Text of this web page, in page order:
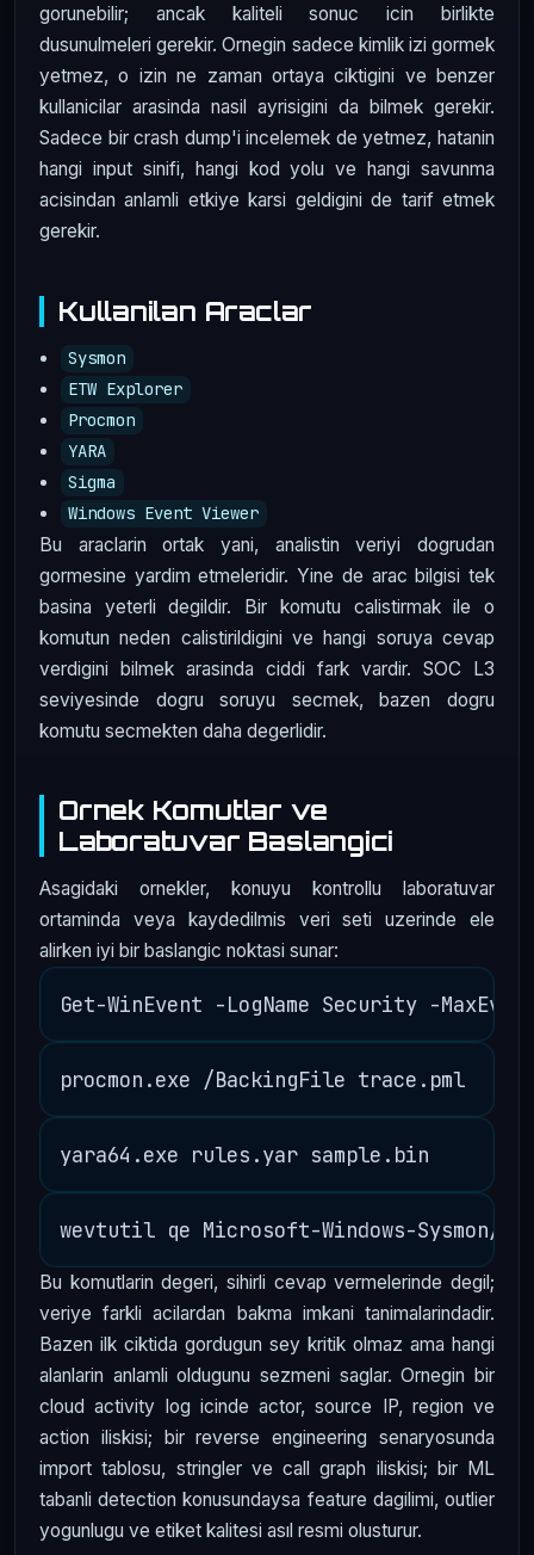
gorunebilir; ancak kaliteli sonuc icin birlikte
dusunulmeleri gerekir. Ornegin sadece kimlik izi gormek
yetmez, o izin ne zaman ortaya ciktigini ve benzer
kullanicilar arasinda nasil ayrisigini da bilmek gerekir.
Sadece bir crash dump'i incelemek de yetmez, hatanin
hangi input sinifi, hangi kod yolu ve hangi savunma
acisindan anlamli etkiye karsi geldigini de tarif etmek
gerekir.
Kullanilan Araclar
Sysmon
ETW Explorer
Procmon
YARA
Sigma
Windows Event Viewer
Bu araclarin ortak yani, analistin veriyi dogrudan
gormesine yardim etmeleridir. Yine de arac bilgisi tek
basina yeterli degildir. Bir komutu calistirmak ile o
komutun neden calistirildigini ve hangi soruya cevap
verdigini bilmek arasinda ciddi fark vardir. SOC L3
seviyesinde dogru soruyu secmek, bazen dogru
komutu secmekten daha degerlidir.
Ornek Komutlar ve
Laboratuvar Baslangici
Asagidaki ornekler, konuyu kontrollu laboratuvar
ortaminda veya kaydedilmis veri seti uzerinde ele
alirken iyi bir baslangic noktasi sunar:
Bu komutlarin degeri, sihirli cevap vermelerinde degil;
veriye farkli acilardan bakma imkani tanimalarindadir.
Bazen ilk ciktida gordugun sey kritik olmaz ama hangi
alanlarin anlamli oldugunu sezmeni saglar. Ornegin bir
cloud activity log icinde actor, source IP, region ve
action iliskisi; bir reverse engineering senaryosunda
import tablosu, stringler ve call graph iliskisi; bir ML
tabanli detection konusundaysa feature dagilimi, outlier
yogunlugu ve etiket kalitesi asıl resmi olusturur.